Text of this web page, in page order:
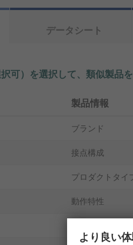
データシート
可）を選択して、類似製品を
製品情報
ブランド
接点構成
プロダクトタイ
動作特性
より良い